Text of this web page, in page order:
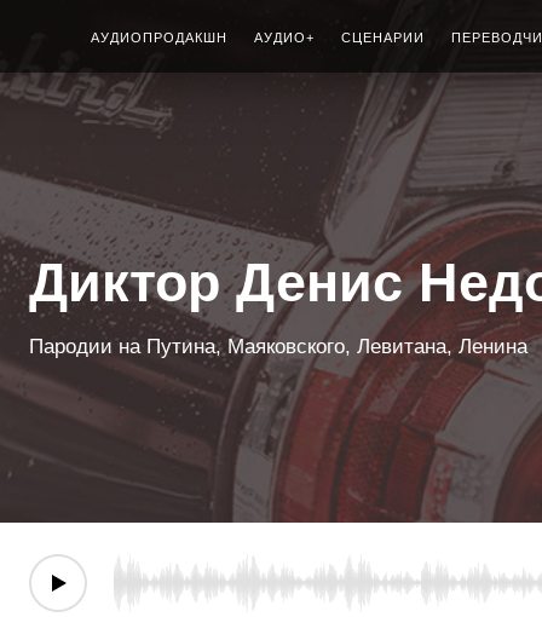
Диктор Денис
Пародии на Путина, Маяковского, Левитана, Ленина
АУДИОПРОДАКШН АУДИО+ СЦЕНАРИИ